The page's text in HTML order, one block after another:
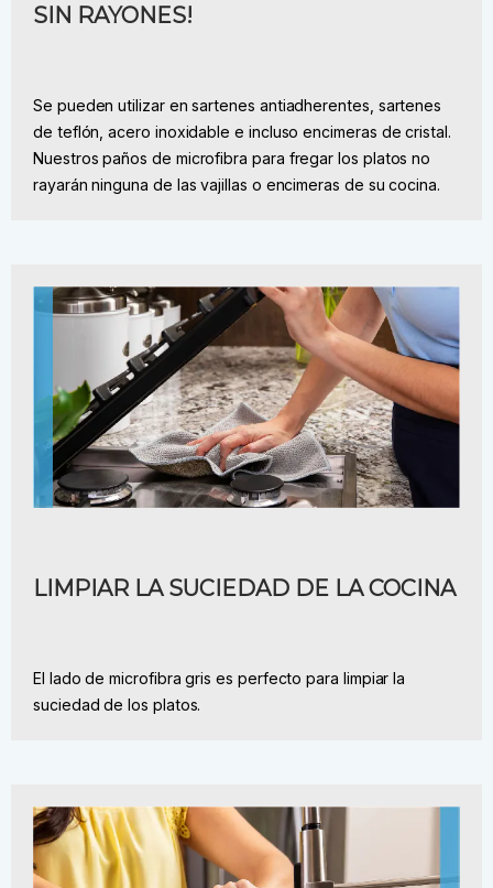
SIN RAYONES!
Se pueden utilizar en sartenes antiadherentes, sartenes
de teflón, acero inoxidable e incluso encimeras de cristal.
Nuestros paños de microfibra para fregar los platos no
rayarán ninguna de las vajillas o encimeras de su cocina.
LIMPIAR LA SUCIEDAD DE LA COCINA
El lado de microfibra gris es perfecto para limpiar la
suciedad de los platos.